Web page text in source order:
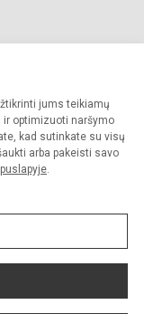
jums teikiamų
ir optimizuoti naršymo
kad sutinkate su visų
arba pakeisti savo
.
teisės saugomos.
griežtai draudžiama.